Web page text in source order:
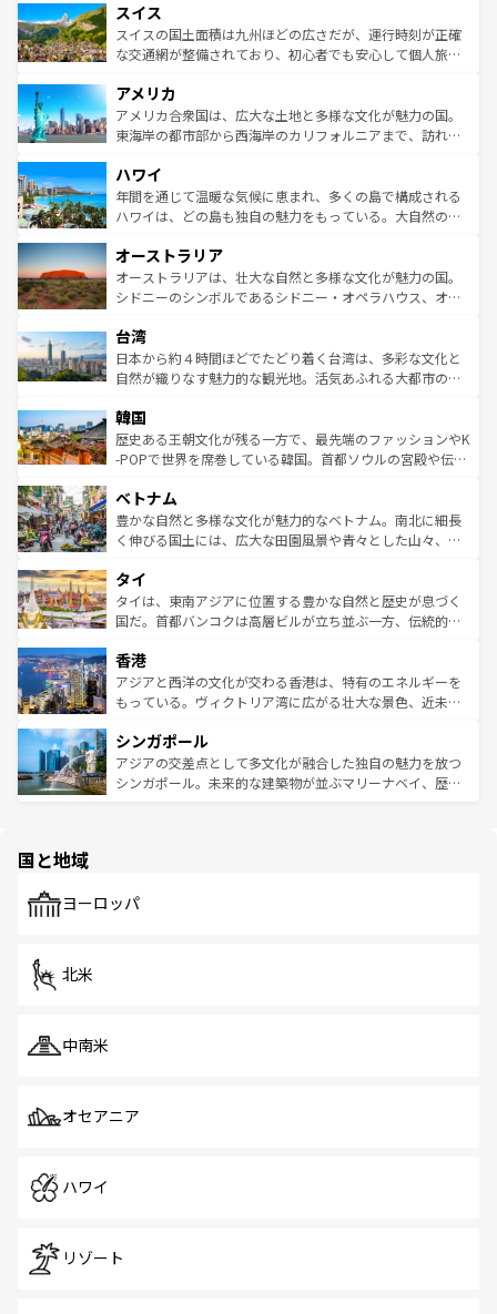
れる地方に足を運ぶとそれぞれで全く異なる文化を体験で
きるだろう。 なお、新着のフランス情報はコンテンツ一覧
を参照してほしい。
は、お酒好きな人にはぜひ体験してほしい。 なお、新着の
ドイツ情報はコンテンツ一覧を参照してほしい。
リアごとに異なる魅力がある。また、優雅なアフタヌーン
ティー、ビール好きにはたまらない英国パブ、サッカー観
戦など、本場だからこそできる体験も豊富。イギリスを旅
ンツ一覧を参照してほしい。
スイス
スイスの国土面積は九州ほどの広さだが、運行時刻が正確
な交通網が整備されており、初心者でも安心して個人旅行
の建物がそのまま残る町や、スイスならではのユニークな
博物館もあり、アルプス観光だけでなく町歩きも満喫する
ことができる。国民の所得が高いため物価も高いが、旅行
ば市内交通費無料で観光を楽しむこともできる。 なお、新
着のスイス情報はコンテンツ一覧 を参照してほしい。
アメリカ
アメリカ合衆国は、広大な土地と多様な文化が魅力の国。
東海岸の都市部から西海岸のカリフォルニアまで、訪れる
のような巨大都市は、観光、ショッピング、エンターテイ
ンメントが詰まった刺激的なスポットだ。一方、アメリカ
西部には大自然が広がり、グランドキャニオンやイエロー
部のニューオーリンズでは、音楽と美食が融合した独特の
文化が魅力。旅行者はアメリカの各地域で異なる魅力を楽
しみながら、その多様性と豊かな歴史を感じることができ
ならではの贅沢な旅のスタイルだ。 なお、新着のアメリカ
情報はコンテンツ一覧を参照してほしい。
ハワイ
年間を通じて温暖な気候に恵まれ、多くの島で構成される
ハワイは、どの島も独自の魅力をもっている。大自然の神
ワイ島は見逃せない。また、定番の観光地といえばオアフ
島だが、静かな自然を求めるならマウイ島やカウアイ島が
おすすめ。エメラルドグリーンに輝く海をはじめ、豊かな
れるおもてなしの心で訪れる人々を迎えてくれるハワイの
人々、おいしいローカルフードやハワイアンミュージッ
ク、伝統的なフラダンスなど、すべてがハワイの魅力を彩
ワイを、存分に味わってほしい。 なお、新着のハワイ情報
はコンテンツ一覧を参照してほしい。
オーストラリア
オーストラリアは、壮大な自然と多様な文化が魅力の国。
シドニーのシンボルであるシドニー・オペラハウス、オー
リアリーフや大陸中央部にそびえるウルル（エアーズロッ
ク）、タスマニアの美しい原生林やケアンズの熱帯雨林な
ど、見どころがたくさん。また、カフェやワイン、オージ
いる。アクティビティも充実しており、サーフィンやダイ
ビング、ハイキングなど、アウトドア好きにはたまらな
い。オーストラリアの多彩な魅力を存分に味わいつくそ
参照してほしい。
台湾
日本から約４時間ほどでたどり着く台湾は、多彩な文化と
自然が織りなす魅力的な観光地。活気あふれる大都市の台
ン）、静ひつな山岳地帯である台湾東部など、都市の喧騒
と山間の静けさが共存しており、訪れる人に新しい発見と
驚きをもたらしてくれる。また、奥深い台湾の食文化も魅
容にもいいと評判のスイーツなど、バラエティ豊かな料理
が味わえる。 なお、新着の台湾情報は コンテンツ一覧を参
照してほしい。
韓国
歴史ある王朝文化が残る一方で、最先端のファッションやK
-POPで世界を席巻している韓国。首都ソウルの宮殿や伝統
き、地方に足を延ばせば四季折々の自然美を楽しむことが
できる。そして、キムチや焼肉、絶品のストリートフード
まで、さまざまな韓国料理が待っている。夜には、韓国な
リティに包まれながら、韓国の多彩な魅力を心ゆくまで味
わってみてほしい。 なお、新着の韓国情報はコンテンツ一
覧を参照してほしい。
ベトナム
豊かな自然と多様な文化が魅力的なベトナム。南北に細長
く伸びる国土には、広大な田園風景や青々とした山々、世
急速な発展と共に伝統が息づく。ハノイの古い町並みやホ
ーチミン市のフランス統治時代の建物も、独特の雰囲気を
醸し出している。また、バラエティの豊かさとおいしさで
とつ。フォーやバインミー、ベトナムコーヒーなどは、ぜ
ひ現地で味わいたい。どの地域を訪れてもあたたかい人々
が旅行者を迎えてくれるので、きっと忘れられない旅にな
参照してほしい。
タイ
タイは、東南アジアに位置する豊かな自然と歴史が息づく
国だ。首都バンコクは高層ビルが立ち並ぶ一方、伝統的な
の活気が交差している。北部ではチェンマイなどの山岳地
帯で自然と触れ合い、南部ではプーケットやクラビの美し
いビーチでリゾート気分を楽しむことができる。タイ料理
激する。気候は一年中温暖で、どの季節にも異なる楽しみ
が待っている。親しみやすいタイの人々、仏教を中心とし
た文化、そして多様な観光資源が、訪れる旅人を魅了し続
香港
アジアと西洋の文化が交わる香港は、特有のエネルギーを
もっている。ヴィクトリア湾に広がる壮大な景色、近未来
み、どこを訪れても感動するはず。観光スポットが密集し
ており、効率よく見どころを回れるのも魅力。息をのむよ
うな絶景から文化的な体験まで、香港を存分に楽しみ尽く
シンガポール
アジアの交差点として多文化が融合した独自の魅力を放つ
シンガポール。未来的な建築物が並ぶマリーナベイ、歴史
で、ホーカーズは地元の風情を楽しめる外せないスポット
国と地域
ヨーロッパ
北米
中南米
オセアニア
ハワイ
リゾート